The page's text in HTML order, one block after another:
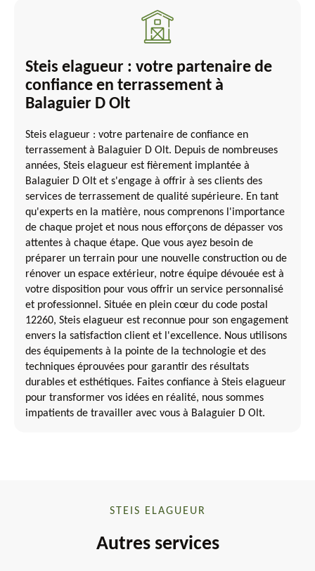
Steis elagueur : votre partenaire de
confiance en terrassement à
Balaguier D Olt
Steis elagueur : votre partenaire de confiance en
terrassement à Balaguier D Olt. Depuis de nombreuses
années, Steis elagueur est fièrement implantée à
Balaguier D Olt et s'engage à offrir à ses clients des
services de terrassement de qualité supérieure. En tant
qu'experts en la matière, nous comprenons l'importance
de chaque projet et nous nous efforçons de dépasser vos
attentes à chaque étape. Que vous ayez besoin de
préparer un terrain pour une nouvelle construction ou de
rénover un espace extérieur, notre équipe dévouée est à
votre disposition pour vous offrir un service personnalisé
et professionnel. Située en plein cœur du code postal
12260, Steis elagueur est reconnue pour son engagement
envers la satisfaction client et l'excellence. Nous utilisons
des équipements à la pointe de la technologie et des
techniques éprouvées pour garantir des résultats
durables et esthétiques. Faites confiance à Steis elagueur
pour transformer vos idées en réalité, nous sommes
impatients de travailler avec vous à Balaguier D Olt.
STEIS ELAGUEUR
Autres services